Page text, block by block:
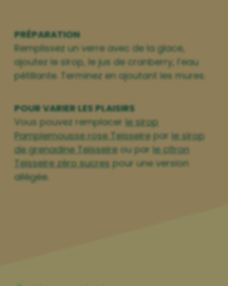
PRÉPARATION
Remplissez un verre avec de la glace,
ajoutez le sirop, le jus de cranberry, l’eau
pétillante. Terminez en ajoutant les mures.
POUR VARIER LES PLAISIRS
Vous pouvez remplacer le sirop
Pamplemousse rose Teisseire par le sirop
de grenadine Teisseire ou par le citron
Teisseire zéro sucres pour une version
allégée.